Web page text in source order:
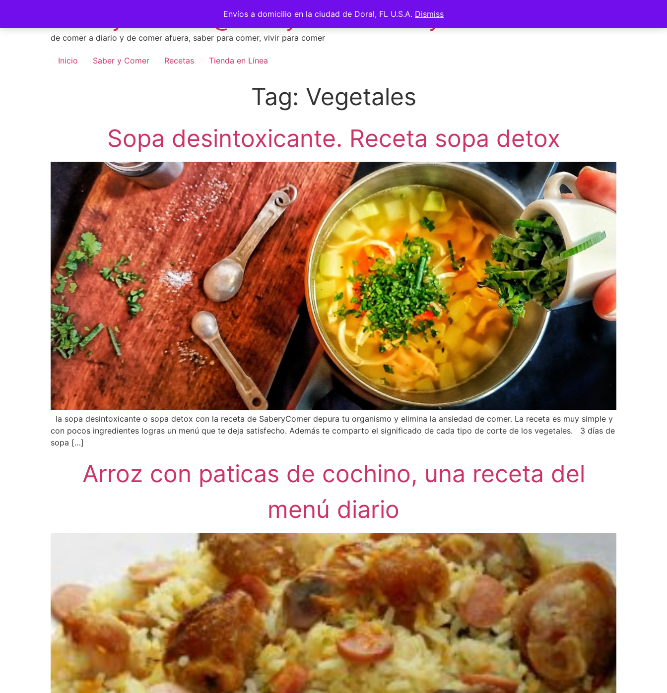
Envíos a domicilio en la ciudad de Doral, FL U.S.A. Dismiss
content
Saber y Comer - @saberycomer #saberycomer
de comer a diario y de comer afuera, saber para comer, vivir para comer
Inicio Saber y Comer Recetas Tienda en Línea
Tag: Vegetales
Sopa desintoxicante. Receta sopa detox
la sopa desintoxicante o sopa detox con la receta de SaberyComer depura tu organismo y elimina la ansiedad de comer. La receta es muy simple y
con pocos ingredientes logras un menú que te deja satisfecho. Además te comparto el significado de cada tipo de corte de los vegetales. 3 días de
sopa […]
Arroz con paticas de cochino, una receta del
menú diario